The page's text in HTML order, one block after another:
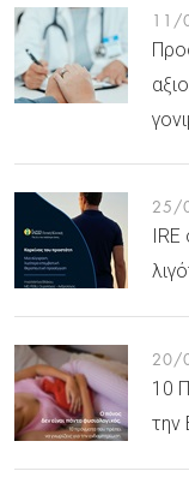
11/
25/
IRE
20/
10
την